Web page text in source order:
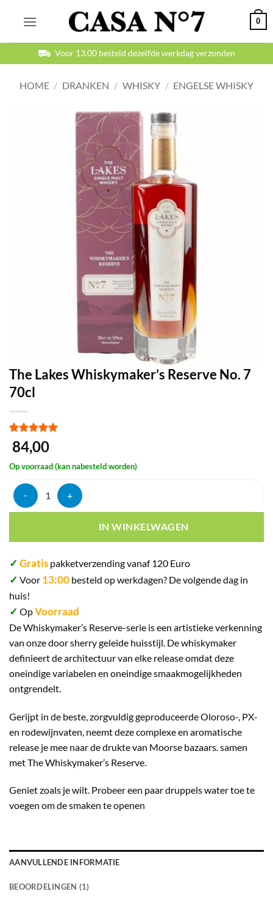
0
Betaal veilig en achteraf
HOME / DRANKEN / WHISKY / ENGELSE WHISKY
The Lakes Whiskymaker’s Reserve No. 7
70cl
Gewaardeerd
5op 5
gebaseerd
op
1
klant
84,00
Op voorraad (kan nabesteld worden)
The Lakes Whiskymaker's Reserve No. 7 70cl aantal
IN WINKELWAGEN
✓ Gratis pakketverzending vanaf 120 Euro
✓ Voor 13:00 besteld op werkdagen? De volgende dag in
huis!
✓ OpVoorraad
De Whiskymaker’s Reserve-serie is een artistieke verkenning
van onze door sherry geleide huisstijl. De whiskymaker
definieert de architectuur van elke release omdat deze
oneindige variabelen en oneindige smaakmogelijkheden
ontgrendelt.
Gerijpt in de beste, zorgvuldig geproduceerde Oloroso-, PX-
en rodewijnvaten, neemt deze complexe en aromatische
release je mee naar de drukte van Moorse bazaars. samen
met The Whiskymaker’s Reserve.
Geniet zoals je wilt. Probeer een paar druppels water toe te
voegen om de smaken te openen
AANVULLENDE INFORMATIE
BEOORDELINGEN (1)